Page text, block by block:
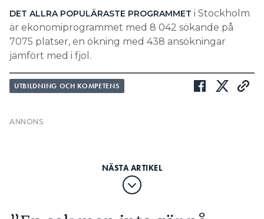
UTBILDNING OCH KOMPETENS
”En sak man inte gör på
gillade föräldrarna”